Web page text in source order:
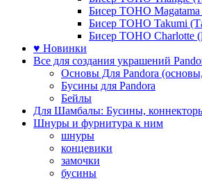
Бисер TOHO
Бисер TOHO Takumi
Бисер TOHO Charlotte
♥ Новинки
Все для создания украшений
Основы Для Pandora
Бусины для Pandora
Бейлы
Для Шамбалы: Бусины,
Шнуры и фурнитура к ним
шнуры
концевики
замочки
бусины